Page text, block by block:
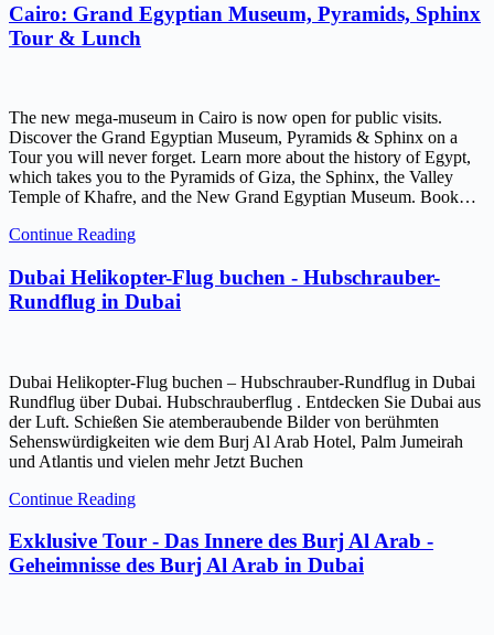
Cairo: Grand Egyptian Museum, Pyramids, Sphinx
Tour & Lunch
The new mega-museum in Cairo is now open for public visits.
Discover the Grand Egyptian Museum, Pyramids & Sphinx on a
Tour you will never forget. Learn more about the history of Egypt,
which takes you to the Pyramids of Giza, the Sphinx, the Valley
Temple of Khafre, and the New Grand Egyptian Museum. Book…
Continue Reading
Dubai Helikopter-Flug buchen - Hubschrauber-
Rundflug in Dubai
Dubai Helikopter-Flug buchen – Hubschrauber-Rundflug in Dubai
Rundflug über Dubai. Hubschrauberflug . Entdecken Sie Dubai aus
der Luft. Schießen Sie atemberaubende Bilder von berühmten
Sehenswürdigkeiten wie dem Burj Al Arab Hotel, Palm Jumeirah
und Atlantis und vielen mehr Jetzt Buchen
Continue Reading
Exklusive Tour - Das Innere des Burj Al Arab -
Geheimnisse des Burj Al Arab in Dubai